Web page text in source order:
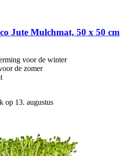
Jute Mulchmat, 50 x 50 cm
voor de winter
de zomer
op 13. augustus